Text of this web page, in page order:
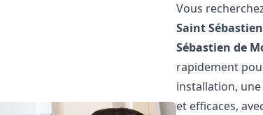
Vous
Saint
Sébastien de
rapidement
installation,
et efficaces,